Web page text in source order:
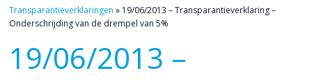
Transparantieverklaringen » 19/06/2013 – Transparantieverklaring –
Onderschrijding van de drempel van 5%
19/06/2013 –